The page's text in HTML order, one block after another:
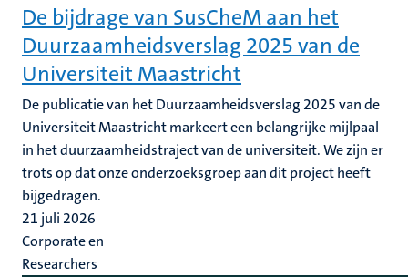
De bijdrage van SusCheM aan het
Duurzaamheidsverslag 2025 van de
Universiteit Maastricht
De publicatie van het Duurzaamheidsverslag 2025 van de
Universiteit Maastricht markeert een belangrijke mijlpaal
in het duurzaamheidstraject van de universiteit. We zijn er
trots op dat onze onderzoeksgroep aan dit project heeft
bijgedragen.
21 juli 2026
Corporate en
Researchers